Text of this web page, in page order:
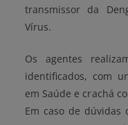
transmissor da
Vírus.
Os agentes
identificados, com
em Saúde e crachá
Em caso de dúvidas